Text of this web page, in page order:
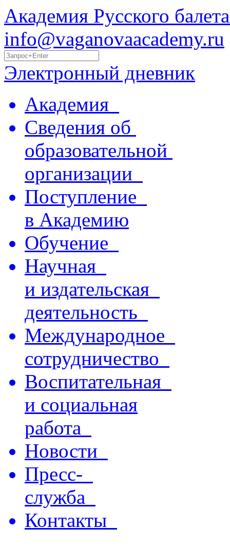
Академия Русского
info@vaganovaacademy.ru
Электронный дневник
Академия
Сведения об
образовательной
организации
Поступление
в Академию
Обучение
Научная
и издательская
деятельность
Международное
сотрудничество
Воспитательная
и социальная
работа
Новости
Пресс-
служба
Контакты